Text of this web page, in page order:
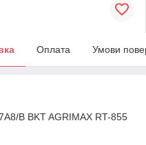
Оплата Умови
B BKT AGRIMAX RT-855